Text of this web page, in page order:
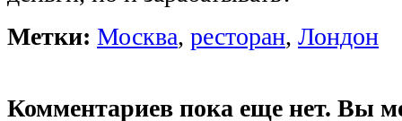
Метки: Москва, ресторан, Лондон
Комментариев пока еще нет. Вы